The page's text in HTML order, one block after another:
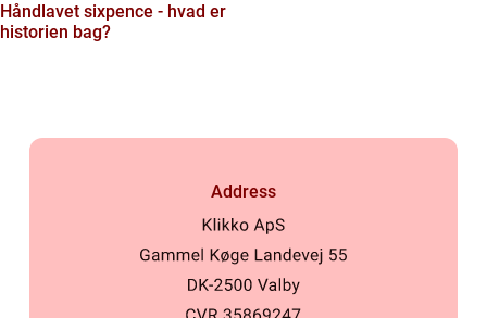
Håndlavet sixpence - hvad er
historien bag?
Address